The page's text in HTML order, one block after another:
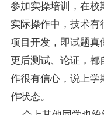
参加实操培训，在
实际操作中，技术
项目开发，即试题
更后测试、论证，
作很有信心，说上
作状态。